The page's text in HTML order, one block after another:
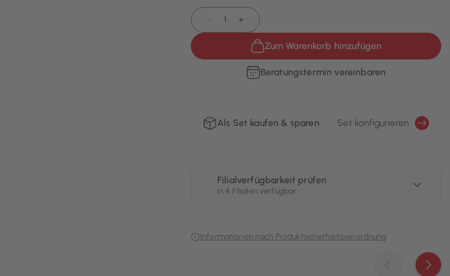
+
Zum Warenkorb hinzufügen
Beratungstermin vereinbaren
Als Set kaufen & sparen Set konfigurieren
Filialverfügbarkeit prüfen
In 4 Filialen verfügbar
Informationen nach Produktsicherheitsverordnung